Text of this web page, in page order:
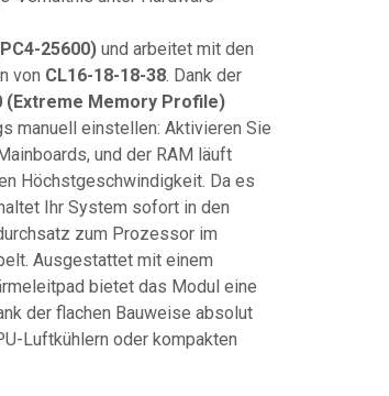
25600)und arbeitet mit den
von CL16-18-18-38. Dank der
(Extreme Memory Profile)
manuell einstellen: Aktivieren Sie
und der RAM läuft
Höchstgeschwindigkeit. Da es
Ihr System sofort in den
zum Prozessor im
Ausgestattet mit einem
bietet das Modul eine
der flachen Bauweise absolut
Luftkühlern oder kompakten